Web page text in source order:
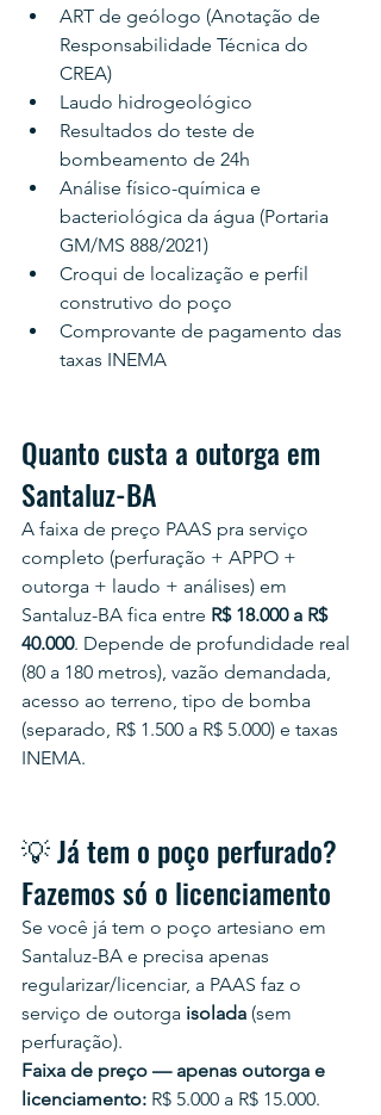
ART de geólogo (Anotação de
Responsabilidade Técnica do
CREA)
Laudo hidrogeológico
Resultados do teste de
bombeamento de 24h
Análise físico-química e
bacteriológica da água (Portaria
GM/MS 888/2021)
Croqui de localização e perfil
construtivo do poço
Comprovante de pagamento das
taxas INEMA
Quanto custa a outorga em
Santaluz-BA
A faixa de preço PAAS pra serviço
completo (perfuração + APPO +
outorga + laudo + análises) em
Santaluz-BA fica entre R$ 18.000 a R$
40.000. Depende de profundidade real
(80 a 180 metros), vazão demandada,
acesso ao terreno, tipo de bomba
(separado, R$ 1.500 a R$ 5.000) e taxas
INEMA.
💡 Já tem o poço perfurado?
Fazemos só o licenciamento
Se você já tem o poço artesiano em
Santaluz-BA e precisa apenas
regularizar/licenciar, a PAAS faz o
serviço de outorga isolada (sem
perfuração).
Faixa de preço — apenas outorga e
licenciamento: R$ 5.000 a R$ 15.000.